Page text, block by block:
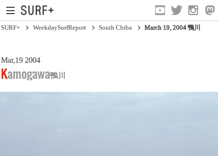
South Ibaraki
SURF+ WeekdaySurfReport South Chiba March 19, 2004 鴨川
Mar,19 2004
Kamogawa鴨川